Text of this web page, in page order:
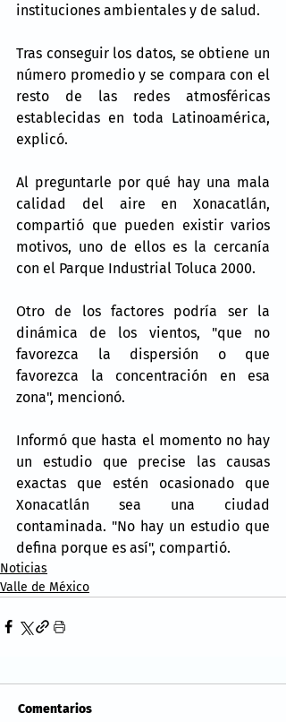
instituciones ambientales y de salud.
Tras conseguir los datos, se obtiene un
número promedio y se compara con el
resto de las redes atmosféricas
establecidas en toda Latinoamérica,
explicó.
Al preguntarle por qué hay una mala
calidad del aire en Xonacatlán,
compartió que pueden existir varios
motivos, uno de ellos es la cercanía
con el Parque Industrial Toluca 2000.
Otro de los factores podría ser la
dinámica de los vientos, "que no
favorezca la dispersión o que
favorezca la concentración en esa
zona", mencionó.
Informó que hasta el momento no hay
un estudio que precise las causas
exactas que estén ocasionado que
Xonacatlán sea una ciudad
contaminada. "No hay un estudio que
defina porque es así", compartió.
Noticias
Valle de México
Comentarios